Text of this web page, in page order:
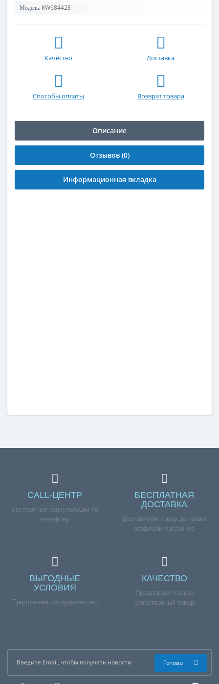
Модель: KW684428
Качество Доставка
Способы оплаты Возврат товара
Описание
Отзывов (0)
Информационная вкладка
CALL-ЦЕНТР
Бесплатные консультации по
телефону
БЕСПЛАТНАЯ
ДОСТАВКА
Доставляем товар до наших
оффлайн магазинов
ВЫГОДНЫЕ
УСЛОВИЯ
Предлагаем сотрудничество
КАЧЕСТВО
Предлагаем только
качественный товар
Готово